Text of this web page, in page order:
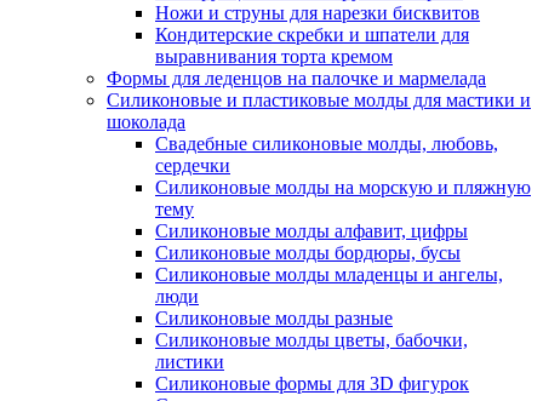
Ножи и струны для нарезки бисквитов
Кондитерские скребки и шпатели для
выравнивания торта кремом
Формы для леденцов на палочке и мармелада
Силиконовые и пластиковые молды для мастики и
шоколада
Свадебные силиконовые молды, любовь,
сердечки
Силиконовые молды на морскую и пляжную
тему
Силиконовые молды алфавит, цифры
Силиконовые молды бордюры, бусы
Силиконовые молды младенцы и ангелы,
люди
Силиконовые молды разные
Силиконовые молды цветы, бабочки,
листики
Силиконовые формы для 3D фигурок